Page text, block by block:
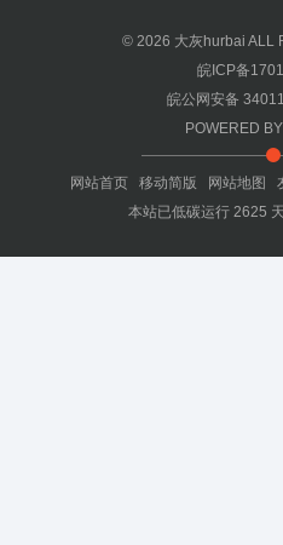
© 2026 大灰hurbai ALL
皖ICP备
皖公网安备
POWERED BY
网站首页 移动简版 网站地图
本站已低碳运行2625